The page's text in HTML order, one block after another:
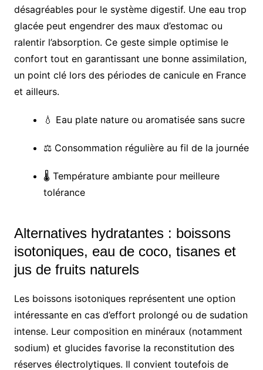
désagréables pour le système digestif. Une eau trop
glacée peut engendrer des maux d’estomac ou
ralentir l’absorption. Ce geste simple optimise le
confort tout en garantissant une bonne assimilation,
un point clé lors des périodes de canicule en France
et ailleurs.
💧 Eau plate nature ou aromatisée sans sucre
⚖️ Consommation régulière au fil de la journée
🌡️ Température ambiante pour meilleure
tolérance
Alternatives hydratantes : boissons
isotoniques, eau de coco, tisanes et
jus de fruits naturels
Les boissons isotoniques représentent une option
intéressante en cas d’effort prolongé ou de sudation
intense. Leur composition en minéraux (notamment
sodium) et glucides favorise la reconstitution des
réserves électrolytiques. Il convient toutefois de